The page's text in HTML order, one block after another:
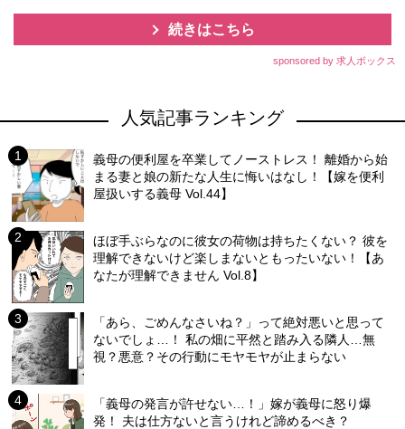
続きはこちら
sponsored by 求人ボックス
人気記事ランキング
義母の便利屋を卒業してノーストレス！ 離婚から始
まる妻と娘の新たな人生に悔いはなし！【嫁を便利
屋扱いする義母 Vol.44】
ほぼ手ぶらなのに彼女の荷物は持ちたくない？ 彼を
理解できないけど楽しまないともったいない！【あ
なたが理解できません Vol.8】
「あら、ごめんなさいね？」って絶対悪いと思って
ないでしょ…！ 私の畑に平然と踏み入る隣人…無
視？悪意？その行動にモヤモヤが止まらない
「義母の発言が許せない…！」嫁が義母に怒り爆
発！ 夫は仕方ないと言うけれど諦めるべき？